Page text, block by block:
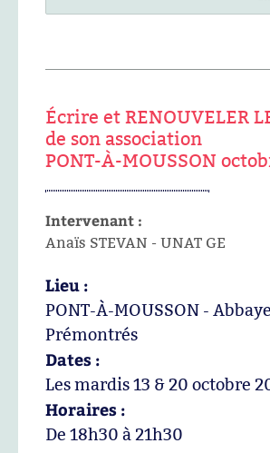
Écrire et RENOUVELER
de son association
PONT-À-MOUSSON
Intervenant :
Anaïs STEVAN - UNAT GE
Lieu :
PONT-À-MOUSSON -
Prémontrés
Dates :
Les mardis 13 & 20 octobre
Horaires :
De 18h30 à 21h30